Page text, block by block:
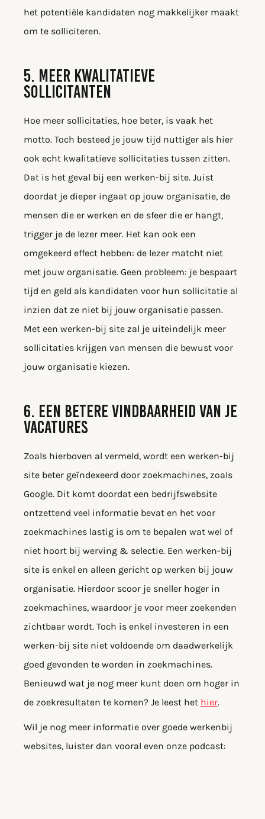
het potentiële kandidaten nog makkelijker maakt
om te solliciteren.
5. MEER KWALITATIEVE
SOLLICITANTEN
Hoe meer sollicitaties, hoe beter, is vaak het
motto. Toch besteed je jouw tijd nuttiger als hier
ook echt kwalitatieve sollicitaties tussen zitten.
Dat is het geval bij een werken-bij site. Juist
doordat je dieper ingaat op jouw organisatie, de
mensen die er werken en de sfeer die er hangt,
trigger je de lezer meer. Het kan ook een
omgekeerd effect hebben: de lezer matcht niet
met jouw organisatie. Geen probleem: je bespaart
tijd en geld als kandidaten voor hun sollicitatie al
inzien dat ze niet bij jouw organisatie passen.
Met een werken-bij site zal je uiteindelijk meer
sollicitaties krijgen van mensen die bewust voor
jouw organisatie kiezen.
6. EEN BETERE VINDBAARHEID VAN JE
VACATURES
Zoals hierboven al vermeld, wordt een werken-bij
site beter geïndexeerd door zoekmachines, zoals
Google. Dit komt doordat een bedrijfswebsite
ontzettend veel informatie bevat en het voor
zoekmachines lastig is om te bepalen wat wel of
niet hoort bij werving & selectie. Een werken-bij
site is enkel en alleen gericht op werken bij jouw
organisatie. Hierdoor scoor je sneller hoger in
zoekmachines, waardoor je voor meer zoekenden
zichtbaar wordt. Toch is enkel investeren in een
werken-bij site niet voldoende om daadwerkelijk
goed gevonden te worden in zoekmachines.
Benieuwd wat je nog meer kunt doen om hoger in
de zoekresultaten te komen? Je leest het hier.
Wil je nog meer informatie over goede werkenbij
websites, luister dan vooral even onze podcast: